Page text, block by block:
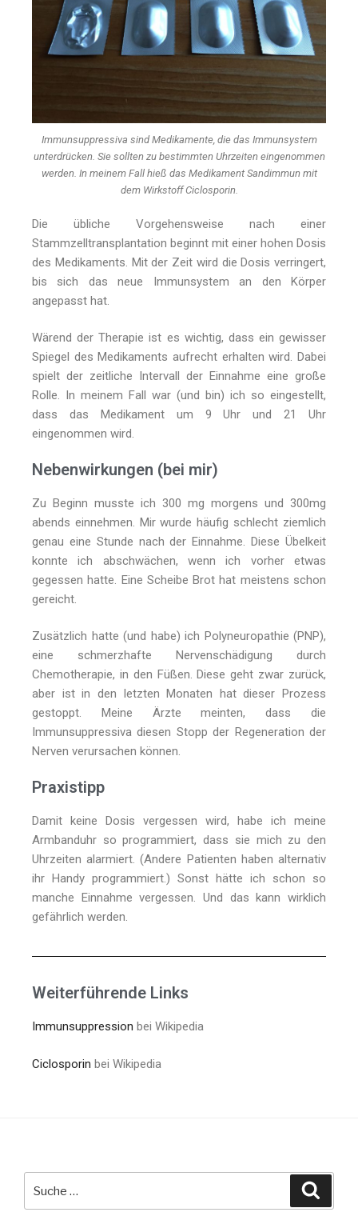
Immunsuppressiva sind Medikamente, die das Immunsystem
unterdrücken. Sie sollten zu bestimmten Uhrzeiten eingenommen
werden. In meinem Fall hieß das Medikament Sandimmun mit
dem Wirkstoff Ciclosporin.
Die übliche Vorgehensweise nach einer
Stammzelltransplantation beginnt mit einer hohen Dosis
des Medikaments. Mit der Zeit wird die Dosis verringert,
bis sich das neue Immunsystem an den Körper
angepasst hat.
Wärend der Therapie ist es wichtig, dass ein gewisser
Spiegel des Medikaments aufrecht erhalten wird. Dabei
spielt der zeitliche Intervall der Einnahme eine große
Rolle. In meinem Fall war (und bin) ich so eingestellt,
dass das Medikament um 9 Uhr und 21 Uhr
eingenommen wird.
Nebenwirkungen (bei mir)
Zu Beginn musste ich 300 mg morgens und 300mg
abends einnehmen. Mir wurde häufig schlecht ziemlich
genau eine Stunde nach der Einnahme. Diese Übelkeit
konnte ich abschwächen, wenn ich vorher etwas
gegessen hatte. Eine Scheibe Brot hat meistens schon
gereicht.
Zusätzlich hatte (und habe) ich Polyneuropathie (PNP),
eine schmerzhafte Nervenschädigung durch
Chemotherapie, in den Füßen. Diese geht zwar zurück,
aber ist in den letzten Monaten hat dieser Prozess
gestoppt. Meine Ärzte meinten, dass die
Immunsuppressiva diesen Stopp der Regeneration der
Nerven verursachen können.
Praxistipp
Damit keine Dosis vergessen wird, habe ich meine
Armbanduhr so programmiert, dass sie mich zu den
Uhrzeiten alarmiert. (Andere Patienten haben alternativ
ihr Handy programmiert.) Sonst hätte ich schon so
manche Einnahme vergessen. Und das kann wirklich
gefährlich werden.
Weiterführende Links
Immunsuppression bei Wikipedia
Ciclosporin bei Wikipedia